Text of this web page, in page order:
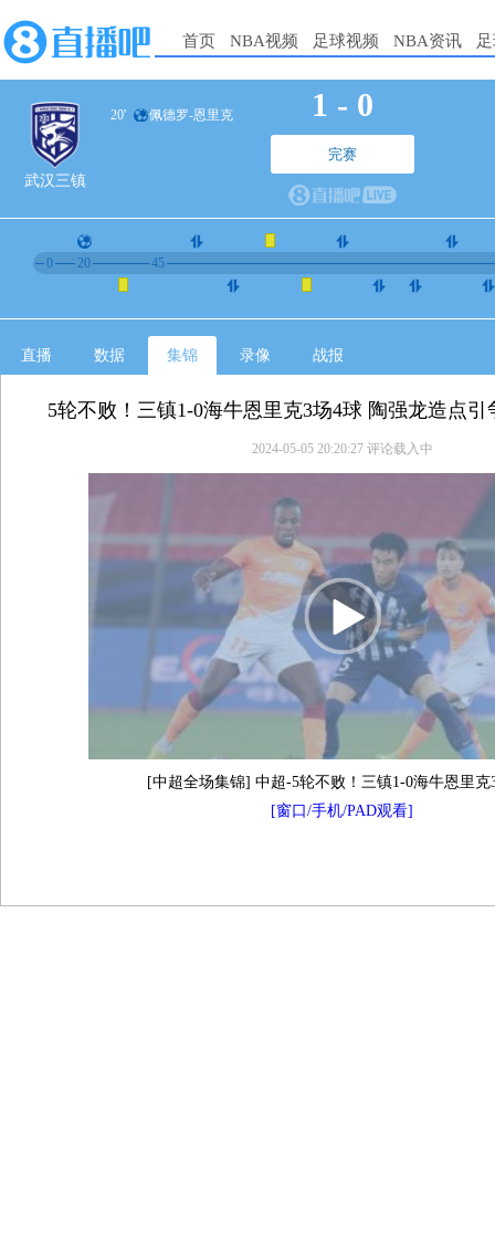
首页 NBA视频 足球视频 NBA资讯
武汉三镇
20' 佩德罗-恩里克 1 - 0
完赛
0 20 45
直播 数据 集锦 录像 战报
5轮不败！三镇1-0海牛恩里克3场4球 陶强龙造点
2024-05-05 20:20:27 评论载入中
[中超全场集锦] 中超-5轮不败！三镇1-0海牛恩里克
[窗口/手机/PAD观看]